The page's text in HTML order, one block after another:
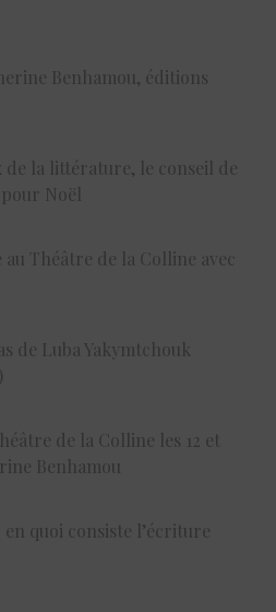
Benhamou, éditions
de la littérature, le conseil de
Noël
Théâtre de la Colline avec
de Luba Yakymtchouk
de la Colline les 12 et
Benhamou
quoi consiste l’écriture